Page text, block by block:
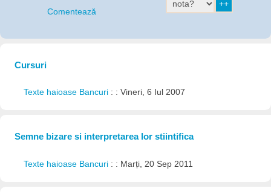
Comentează
Cursuri
Texte haioase Bancuri : : Vineri, 6 Iul 2007
Semne bizare si interpretarea lor stiintifica
Texte haioase Bancuri : : Marți, 20 Sep 2011